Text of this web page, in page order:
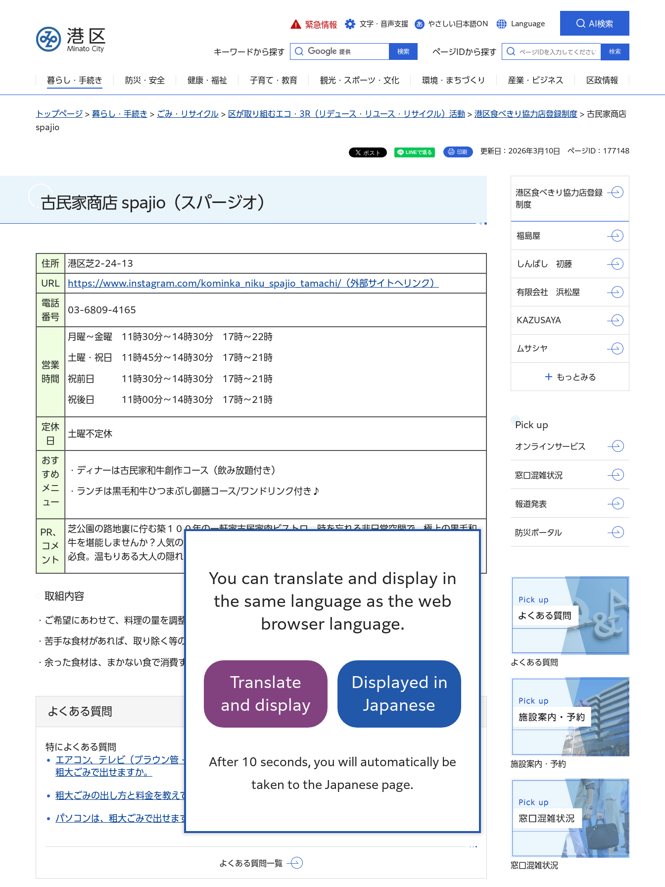
You can translate and display in
the same language as the web
browser language.
Translate
and display
Displayed in
Japanese
After 10 seconds, you will automatically be
taken to the Japanese page.
港区
緊急情報 文字・音声支援 やさしい日本語ON Language AI検索
キーワードから探す ページIDから探す 検索
暮らし・手続き 防災・安全 健康・福祉 子育て・教育 観光・スポーツ・文化 環境・まちづくり 産業・ビジネス 区政情報
トップページ > 暮らし・手続き > ごみ・リサイクル > 区が取り組むエコ・3R（リデュース・リユース・リサイクル）活動 > 港区食べきり協力店登録制度 > 古民家商店
spajio
印刷 更新日：2026年3月10日 ページID：177148
古民家商店 spajio（スパージオ）
住所 港区芝2-24-13
URL https://www.instagram.com/kominka_niku_spajio_tamachi/（外部サイトへリンク）
電話
番号
03-6809-4165
営業
時間
月曜～金曜 11時30分～14時30分 17時～22時
土曜・祝日 11時45分～14時30分 17時～21時
祝前日 11時30分～14時30分 17時～21時
祝後日 11時00分～14時30分 17時～21時
定休
日
土曜不定休
おす
すめ
メニ
ュー
・ディナーは古民家和牛創作コース（飲み放題付き）
・ランチは黒毛和牛ひつまぶし御膳コース/ワンドリンク付き♪
PR、
コメ
ント
芝公園の路地裏に佇む築１００年の一軒家古民家肉ビストロ。時を忘れる非日常空間で、極上の黒毛和
牛を堪能しませんか？人気の飲み放題付コースは6,000円～。ランチの名物「黒毛和牛ひつまぶし」も
必食。温もりある大人の隠れ家で、大切な仲間と記憶に残る美食体験を。
取組内容
・ご希望にあわせて、料理の量を調整いたします。
・苦手な食材があれば、取り除く等の対応をいたします。
・余った食材は、まかない食で消費するようにしています。
よくある質問
特によくある質問
エアコン、テレビ（ブラウン管・液晶・プラズマ・有機EL）、冷蔵庫・冷凍庫、洗濯機、衣類乾燥機は、
粗大ごみで出せますか。
粗大ごみの出し方と料金を教えてほしい。
パソコンは、粗大ごみで出せますか。
よくある質問一覧
港区食べきり協力店登録
制度
福島屋
しんばし 初藤
有限会社 浜松屋
KAZUSAYA
ムサシヤ
もっとみる
Pick up
オンラインサービス
窓口混雑状況
報道発表
防災ポータル
よくある質問
施設案内・予約
窓口混雑状況